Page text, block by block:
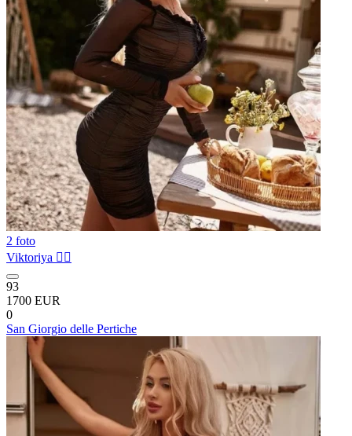
2 foto
Viktoriya ❤️‍🔥
93
1700 EUR
0
San Giorgio delle Pertiche